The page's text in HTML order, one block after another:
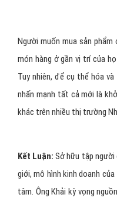
Người muốn mua sản
món hàng ở gần vị trí của
Tuy nhiên, để cụ thể hóa
nhấn mạnh tất cả mới là
khác trên nhiều thị trường
Kết Luận:Sở hữu tập người
giới, mô hình kinh doanh của
tâm. Ông Khải kỳ vọng